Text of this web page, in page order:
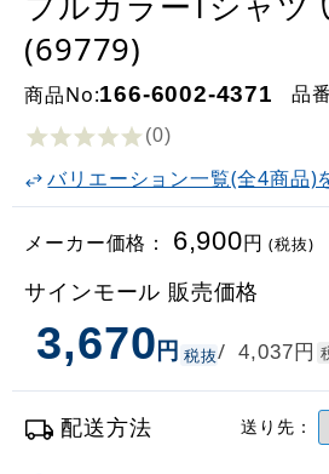
(69779)
商品No:166-6002-4371 品
(0)
バリエーション一覧(全4商品)
メーカー価格： 6,900円(税抜)
サインモール 販売価格
3,670円 税抜/ 4,037円
配送方法 送り先：